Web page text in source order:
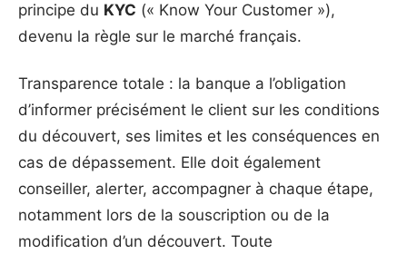
principe du KYC (« Know Your Customer »),
devenu la règle sur le marché français.
Transparence totale : la banque a l’obligation
d’informer précisément le client sur les conditions
du découvert, ses limites et les conséquences en
cas de dépassement. Elle doit également
conseiller, alerter, accompagner à chaque étape,
notamment lors de la souscription ou de la
modification d’un découvert. Toute